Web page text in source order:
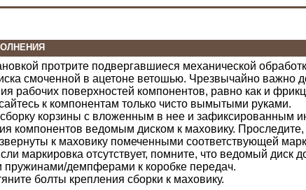
протрите подвергавшиеся механической
смоченной в ацетоне ветошью. Чрезвычайно важно
рабочих поверхностей компонентов, равно как и
к компонентам только чисто вымытыми руками.
корзины с вложенным в нее и зафиксированным
компонентов ведомым диском к маховику.
к маховику помеченными соответствующей
маркировка отсутствует, помните, что ведомый диск
пружинами/демпферами к коробке передач.
болты крепления сборки к маховику.